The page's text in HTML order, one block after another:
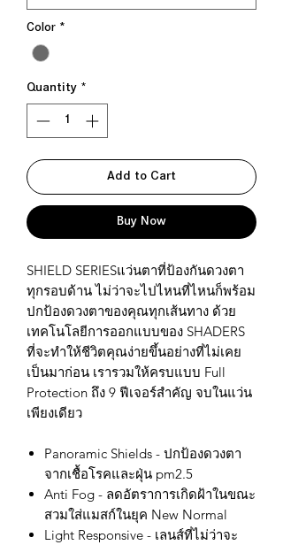
Color *
Quantity *
Add to Cart
Buy Now
SHIELD SERIESแว่นตาที่ป้องกันดวงตา
ทุกรอบด้าน ไม่ว่าจะไปไหนที่ไหนก็พร้อม
ปกป้องดวงตาของคุณทุกเส้นทาง ด้วย
เทคโนโลยีการออกแบบของ SHADERS
ที่จะทำให้ชีวิตคุณง่ายขึ้นอย่างที่ไม่เคย
เป็นมาก่อน เรารวมให้ครบแบบ Full
Protection ถึง 9 ฟีเจอร์สำคัญ จบในแว่น
เพียงเดียว
Panoramic Shields - ปกป้องดวงตา
จากเชื้อโรคและฝุ่น pm2.5
Anti Fog - ลดอัตราการเกิดฝ้าในขณะ
สวมใส่แมสก์ในยุค New Normal
Light Responsive - เลนส์ที่ไม่ว่าจะ